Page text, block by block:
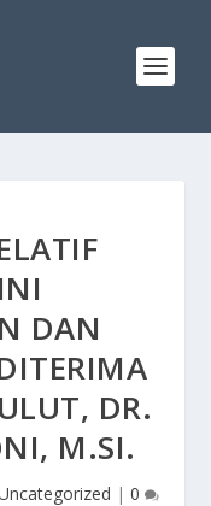
DAN
DR.
M.SI.
| 0